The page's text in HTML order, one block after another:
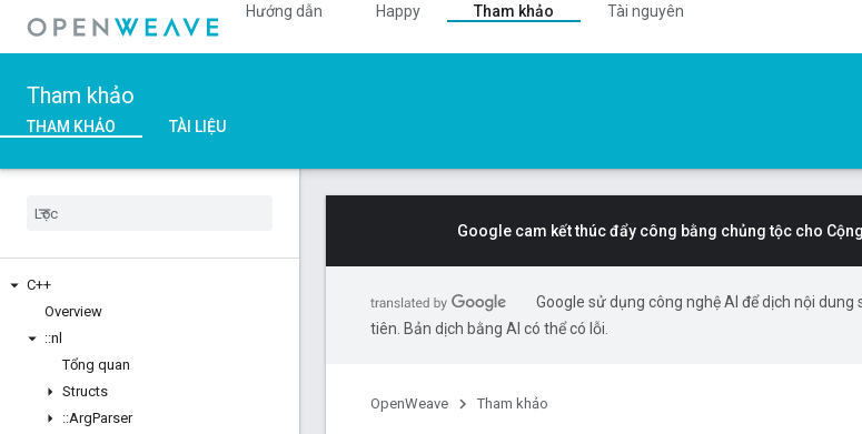
Hướng dẫn Happy Tham khảo
Tài nguyên
Tham khảo
THAM KHẢO TÀI LIỆU
C++
Overview
::nl
Tổng quan
Structs
::ArgParser
Google cam kết thúc đẩy công bằng chủng tộc cho
Google sử dụng công nghệ AI để dịch nội
tiên. Bản dịch bằng AI có thể có lỗi.
OpenWeave Tham khảo